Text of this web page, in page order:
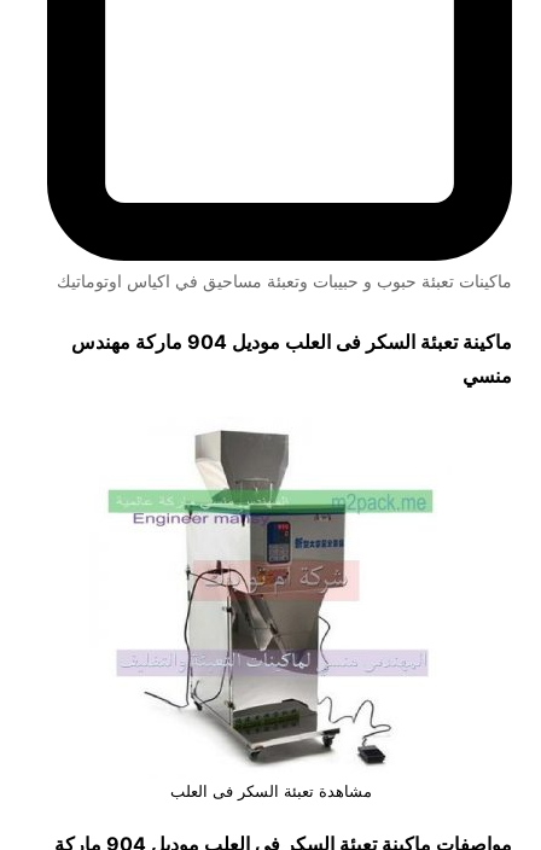
ماكينات تعبئة حبوب و حبيبات وتعبئة مساحيق في اكياس اوتوماتيك
ماكينة تعبئة السكر فى العلب موديل 904 ماركة مهندس
منسي
مشاهدة تعبئة السكر فى العلب
مواصفات ماكينةتعبئة السكر فى العلب
موديل 904 ماركة